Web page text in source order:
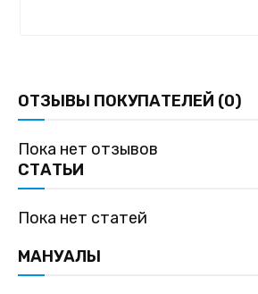
ОТЗЫВЫ ПОКУПАТЕЛЕЙ (0)
Пока нет отзывов
СТАТЬИ
Пока нет статей
МАНУАЛЫ